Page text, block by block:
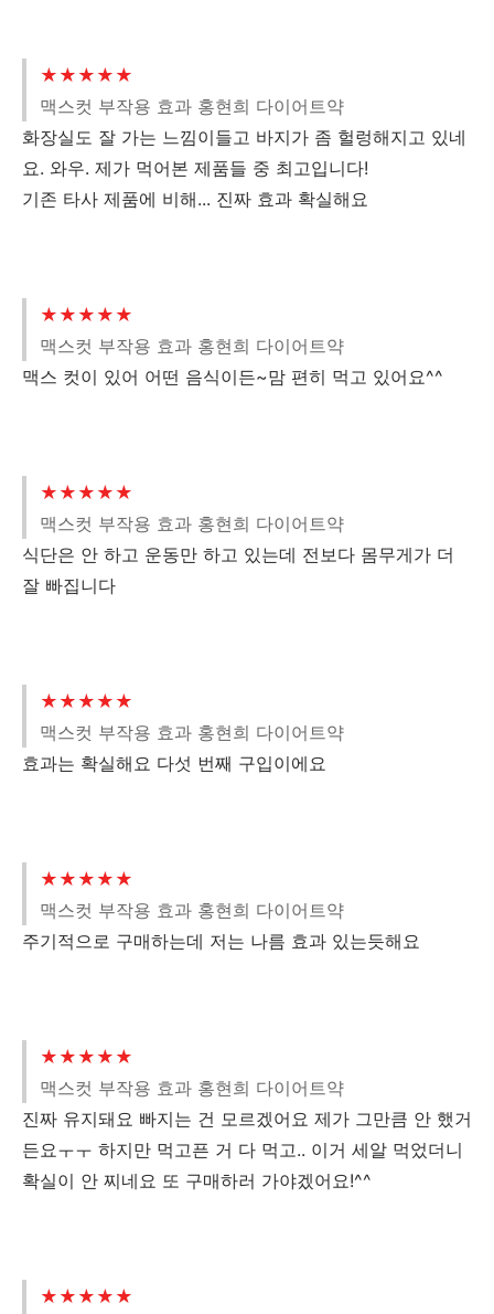
★★★★★
맥스컷 부작용 효과 홍현희 다이어트약
화장실도 잘 가는 느낌이들고 바지가 좀 헐렁해지고 있네
요. 와우. 제가 먹어본 제품들 중 최고입니다!
기존 타사 제품에 비해... 진짜 효과 확실해요
★★★★★
맥스컷 부작용 효과 홍현희 다이어트약
맥스 컷이 있어 어떤 음식이든~맘 편히 먹고 있어요^^
★★★★★
맥스컷 부작용 효과 홍현희 다이어트약
식단은 안 하고 운동만 하고 있는데 전보다 몸무게가 더
잘 빠집니다
★★★★★
맥스컷 부작용 효과 홍현희 다이어트약
효과는 확실해요 다섯 번째 구입이에요
★★★★★
맥스컷 부작용 효과 홍현희 다이어트약
주기적으로 구매하는데 저는 나름 효과 있는듯해요
★★★★★
맥스컷 부작용 효과 홍현희 다이어트약
진짜 유지돼요 빠지는 건 모르겠어요 제가 그만큼 안 했거
든요ㅜㅜ 하지만 먹고픈 거 다 먹고.. 이거 세알 먹었더니
확실이 안 찌네요 또 구매하러 가야겠어요!^^
★★★★★